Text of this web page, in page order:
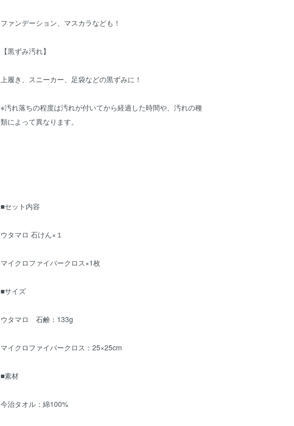
ファンデーション、マスカラなども！
【黒ずみ汚れ】
上履き、スニーカー、足袋などの黒ずみに！
※汚れ落ちの程度は汚れが付いてから経過した時間や、汚れの種
類によって異なります。
■セット内容
ウタマロ 石けん×１
マイクロファイバークロス×1枚
■サイズ
ウタマロ 石鹸：133g
マイクロファイバークロス：25×25cm
■素材
今治タオル：綿100%